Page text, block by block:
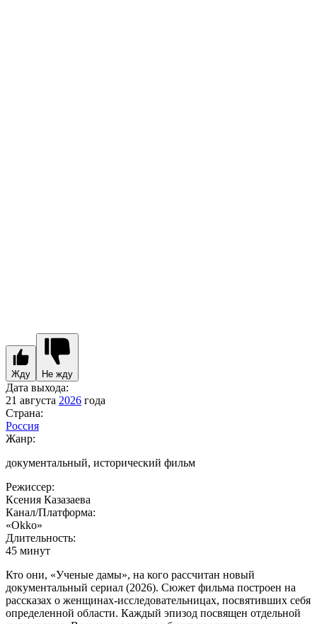
Жду Не жду
Дата выхода:
21 августа 2026 года
Страна:
Россия
Жанр:
документальный, исторический фильм
Режиссер:
Ксения Казазаева
Канал/Платформа:
«Okko»
Длительность:
45 минут
Кто они, «Ученые дамы», на кого рассчитан новый
документальный сериал (2026). Сюжет фильма построен на
рассказах о женщинах-исследовательницах, посвятивших себя
определенной области. Каждый эпизод посвящен отдельной